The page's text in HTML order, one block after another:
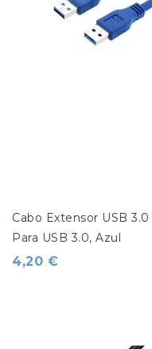
Cabo Extensor USB 3.0
Para USB 3.0, Azul
4,20 €